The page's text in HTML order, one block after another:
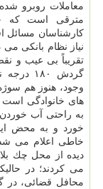
معاملات روبرو شده
مترقی است كه
كارشناسان مسائل
نیاز نظام بانكی می
تقریباً بی عیب و
گردش
وجود، هنوز هم
های خانوادگی
به راحتی آب
خورد و به محض
خاطی اعلام می
دیده از محل چك
می كردند؛ در